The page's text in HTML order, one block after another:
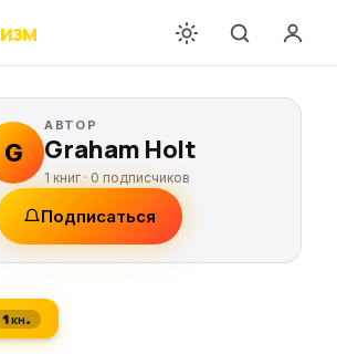
изм
G
АВТОР
Graham Holt
1 книг ·0 подписчиков
Подписаться
1 кн.